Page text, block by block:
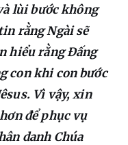
lùi bước không
rằng Ngài sẽ
hiểu rằng Đấng
con khi con bước
Vì vậy, xin
để phục vụ
danh Chúa